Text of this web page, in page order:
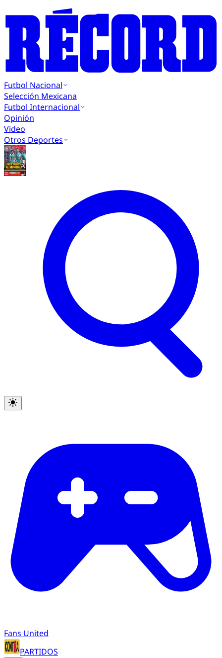
Futbol Nacional
Selección Mexicana
Futbol Internacional
Opinión
Video
Otros Deportes
Fans United
PARTIDOS